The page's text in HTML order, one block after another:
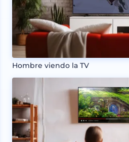
Hombre viendo la TV